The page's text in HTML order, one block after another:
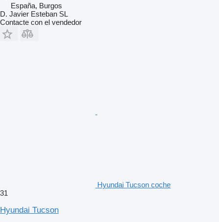
España, Burgos
D. Javier Esteban SL
Contacte con el vendedor
Hyundai Tucson coche
31
Hyundai Tucson